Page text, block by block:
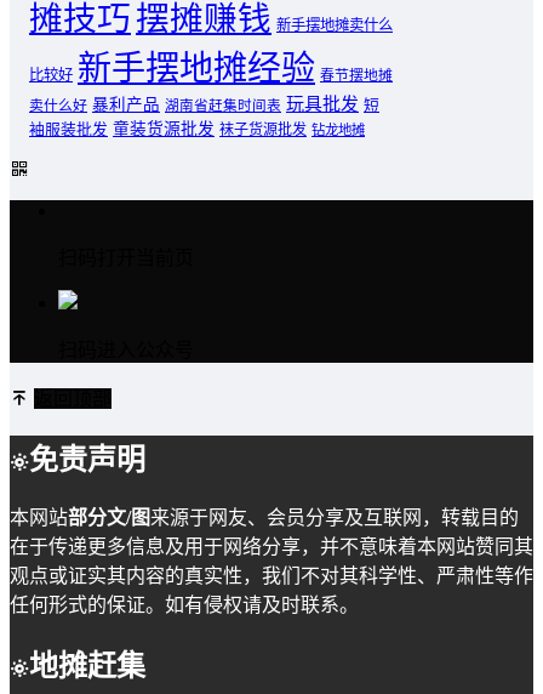
摊技巧摆摊赚钱 新手摆地摊卖什么
比较好 新手摆地摊经验 春节摆地摊
卖什么好 暴利产品 湖南省赶集时间表 玩具批发 短
袖服装批发 童装货源批发 袜子货源批发 钻龙地摊
免责声明
本网站部分文/图来源于网友、会员分享及互联网，转载目的
在于传递更多信息及用于网络分享，并不意味着本网站赞同其
观点或证实其内容的真实性，我们不对其科学性、严肃性等作
任何形式的保证。如有侵权请及时联系。
地摊赶集